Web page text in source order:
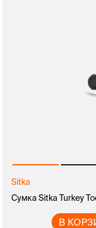
Sitka
Сумка Sitka Turkey
В